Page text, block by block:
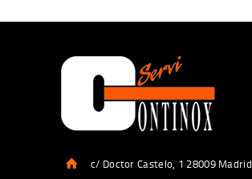
c/ Doctor Castelo, 1 28009 Madrid